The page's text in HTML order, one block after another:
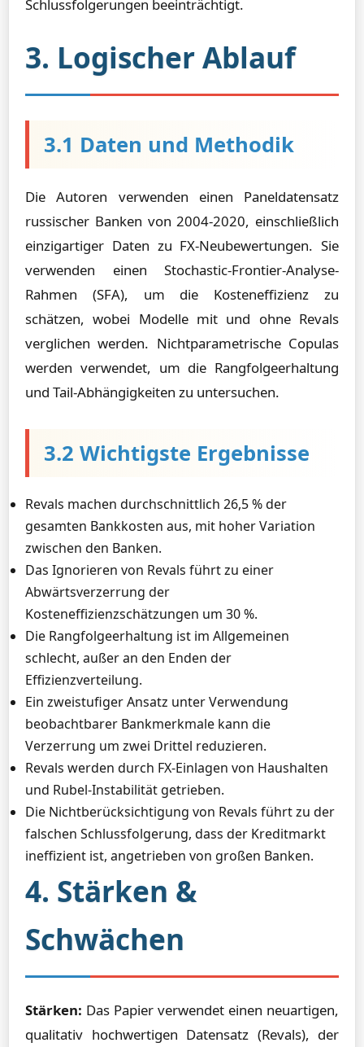
Schlussfolgerungen beeinträchtigt.
3. Logischer Ablauf
3.1 Daten und Methodik
Die Autoren verwenden einen Paneldatensatz
russischer Banken von 2004-2020, einschließlich
einzigartiger Daten zu FX-Neubewertungen. Sie
verwenden einen Stochastic-Frontier-Analyse-
Rahmen (SFA), um die Kosteneffizienz zu
schätzen, wobei Modelle mit und ohne Revals
verglichen werden. Nichtparametrische Copulas
werden verwendet, um die Rangfolgeerhaltung
und Tail-Abhängigkeiten zu untersuchen.
3.2 Wichtigste Ergebnisse
Revals machen durchschnittlich 26,5 % der
gesamten Bankkosten aus, mit hoher Variation
zwischen den Banken.
Das Ignorieren von Revals führt zu einer
Abwärtsverzerrung der
Kosteneffizienzschätzungen um 30 %.
Die Rangfolgeerhaltung ist im Allgemeinen
schlecht, außer an den Enden der
Effizienzverteilung.
Ein zweistufiger Ansatz unter Verwendung
beobachtbarer Bankmerkmale kann die
Verzerrung um zwei Drittel reduzieren.
Revals werden durch FX-Einlagen von Haushalten
und Rubel-Instabilität getrieben.
Die Nichtberücksichtigung von Revals führt zu der
falschen Schlussfolgerung, dass der Kreditmarkt
ineffizient ist, angetrieben von großen Banken.
4. Stärken &
Schwächen
Stärken: Das Papier verwendet einen neuartigen,
qualitativ hochwertigen Datensatz (Revals), der